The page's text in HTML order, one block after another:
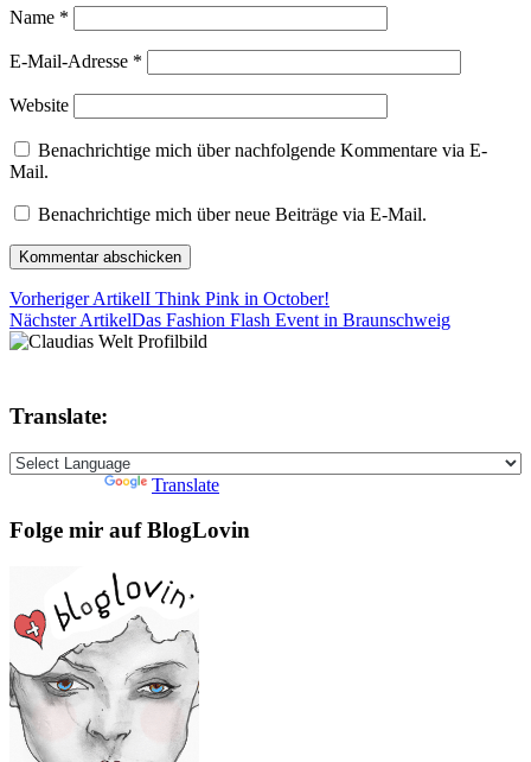
Name *
E-Mail-Adresse *
Website
Benachrichtige mich über nachfolgende Kommentare via E-
Mail.
Benachrichtige mich über neue Beiträge via E-Mail.
Vorheriger ArtikelI Think Pink in October!
Nächster ArtikelDas Fashion Flash Event in Braunschweig
Translate:
Translate
Folge mir auf BlogLovin